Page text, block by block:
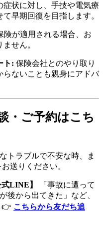
症状に対し、手技や電気療
早期回復を目指します。
険が適用される場合、お
せん。
ト: 保険会社とのやり取り
らないことも親身にアドバ
・ご予約はこち
トラブルで不安な時、ま
送りください。
LINE】
「事故に遭って
後から出てきた」など、
👉 こちらから友だち追